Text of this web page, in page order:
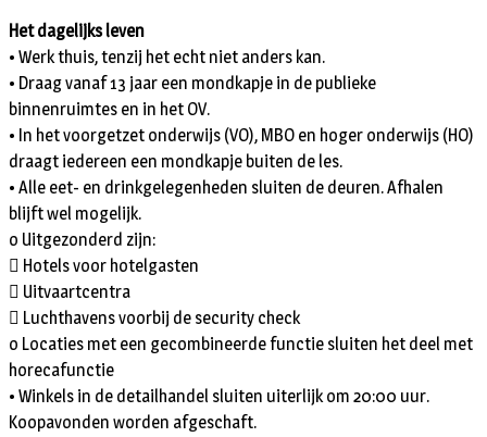
Het dagelijks leven
• Werk thuis, tenzij het echt niet anders kan.
• Draag vanaf 13 jaar een mondkapje in de publieke
binnenruimtes en in het OV.
• In het voorgetzet onderwijs (VO), MBO en hoger onderwijs (HO)
draagt iedereen een mondkapje buiten de les.
• Alle eet- en drinkgelegenheden sluiten de deuren. Afhalen
blijft wel mogelijk.
o Uitgezonderd zijn:
 Hotels voor hotelgasten
 Uitvaartcentra
 Luchthavens voorbij de security check
o Locaties met een gecombineerde functie sluiten het deel met
horecafunctie
• Winkels in de detailhandel sluiten uiterlijk om 20:00 uur.
Koopavonden worden afgeschaft.